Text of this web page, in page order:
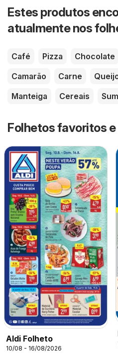
Estes produtos
atualmente nos
Café Pizza Chocolate
Camarão
Carne
Manteiga
Cereais
Folhetos favoritos
Aldi Folheto
10/08 - 16/08/2026